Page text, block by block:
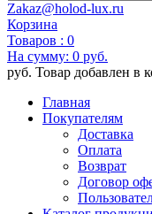
Zakaz@holod-lux.ru
Корзина
Товаров : 0
На сумму: 0 руб.
руб. Товар добавлен в
Главная
Покупателям
Доставка
Оплата
Возврат
Договор